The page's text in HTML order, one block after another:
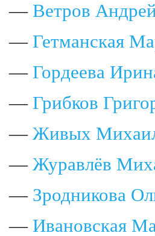
— Ветров
— Гетманская
— Гордеева
— Грибков
— Живых
— Журавлёв
— Зродникова
— Ивановская